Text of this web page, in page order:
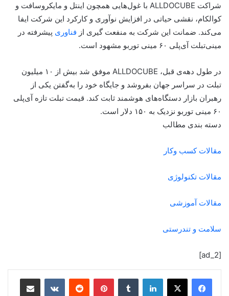
شراکت ALLDOCUBE با غول‌هایی همچون اینتل و مایکروسافت و
کوالکام، نقشی حیاتی در افزایش نوآوری و کارکرد این شرکت ایفا
می‌کند. ضمانت این شرکت به منفعت گیری از فناوری پیشرفته در
مینی‌تبلت آی‌پلی ۶۰ مینی توربو مشهود است.
در طول دهه‌ی قبل، ALLDOCUBE موفق شد بیش‌ از ۱۰ میلیون
تبلت در سراسر جهان بفروشد و جایگاه خود را به‌گفتن یکی از
رهبران بازار دستگاه‌های هوشمند ثابت کند. قیمت تبلت تازه آی‌پلی
۶۰ مینی توربو نزدیک به ۱۵۰ دلار است.
دسته بندی مطالب
مقالات کسب وکار
مقالات تکنولوژی
مقالات آموزشی
سلامت و تندرستی
[ad_2]